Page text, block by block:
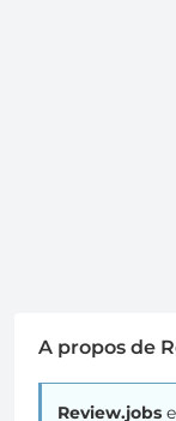
A propos de
Review.jobs